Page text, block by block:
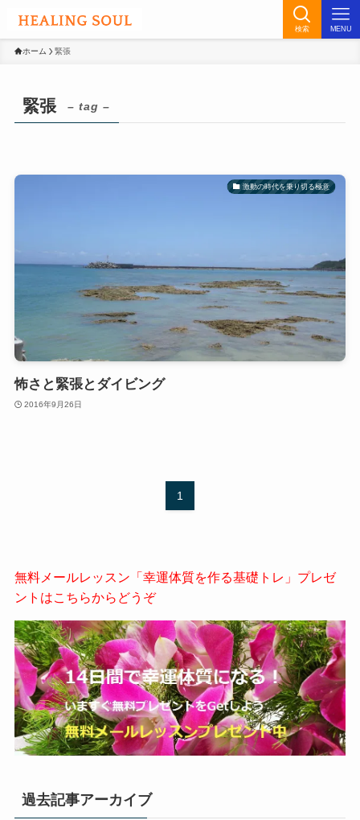
検索 MENU
ホーム 緊張
緊張 – tag –
激動の時代を乗り切る極意
怖さと緊張とダイビング
2016年9月26日
1
無料メールレッスン「幸運体質を作る基礎トレ」プレゼ
ントはこちらからどうぞ
過去記事アーカイブ